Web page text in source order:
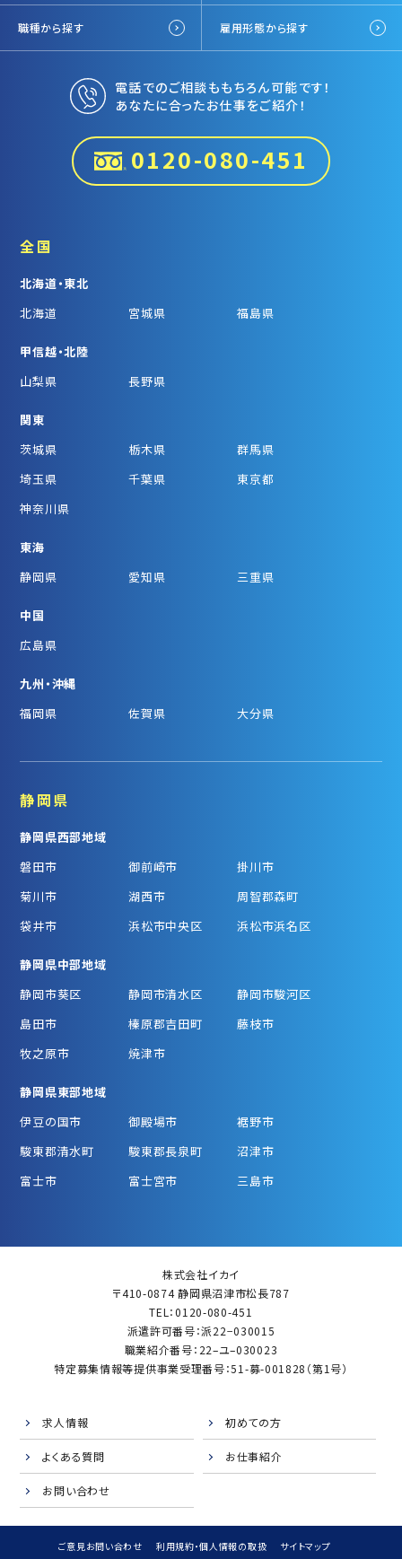
職種から探す 雇用形態から探す
電話でのご相談ももちろん可能です！
あなたに合ったお仕事をご紹介！
0120-080-451
全国
北海道・東北
北海道
宮城県 福島県
甲信越・北陸
山梨県
長野県
関東
茨城県
栃木県
群馬県
埼玉県
千葉県
東京都
神奈川県
東海
静岡県
愛知県 三重県
中国
広島県
九州・沖縄
福岡県
佐賀県 大分県
静岡県
静岡県西部地域
磐田市
御前崎市
掛川市
菊川市
湖西市
周智郡森町
袋井市
浜松市中央区 浜松市浜名区
静岡県中部地域
静岡市葵区
静岡市清水区
静岡市駿河区
島田市
榛原郡吉田町
藤枝市
牧之原市
焼津市
静岡県東部地域
伊豆の国市
御殿場市
裾野市
駿東郡清水町
駿東郡長泉町
沼津市
富士市
富士宮市 三島市
株式会社イカイ
〒410-0874 静岡県沼津市松長787
TEL：0120-080-451
派遣許可番号：派22−030015
職業紹介番号：22–ユ–030023
特定募集情報等提供事業受理番号：51-募-001828（第1号）
求人情報 初めての方
よくある質問 お仕事紹介
お問い合わせ
ご意見お問い合わせ 利用規約・個人情報の取扱 サイトマップ